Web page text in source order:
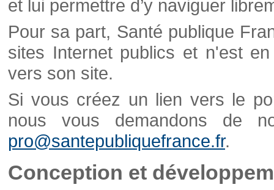
et lui permettre d’y naviguer
Pour sa part, Santé publique
sites Internet publics et n'est
vers son site.
Si vous créez un lien vers le
nous vous demandons de
pro@santepubliquefrance.fr.
Conception et